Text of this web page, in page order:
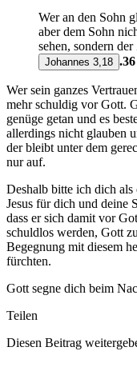
Wer an den Sohn
aber dem Sohn
sehen, sondern
Johannes 3,18 .36
Wer sein ganzes
mehr schuldig vor Gott.
genüge getan und es
allerdings nicht glauben
der bleibt unter dem
nur auf.
Deshalb bitte ich dich als
Jesus für dich und deine
dass er sich damit vor
schuldlos werden, Gott
Begegnung mit diesem
fürchten.
Gott segne dich beim
Teilen
Diesen Beitrag